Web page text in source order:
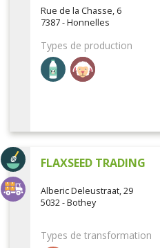
Rue de la Chasse, 6
7387 - Honnelles
Types de production
FLAXSEED TRADING
Alberic Deleustraat, 29
5032 - Bothey
Types de transformation